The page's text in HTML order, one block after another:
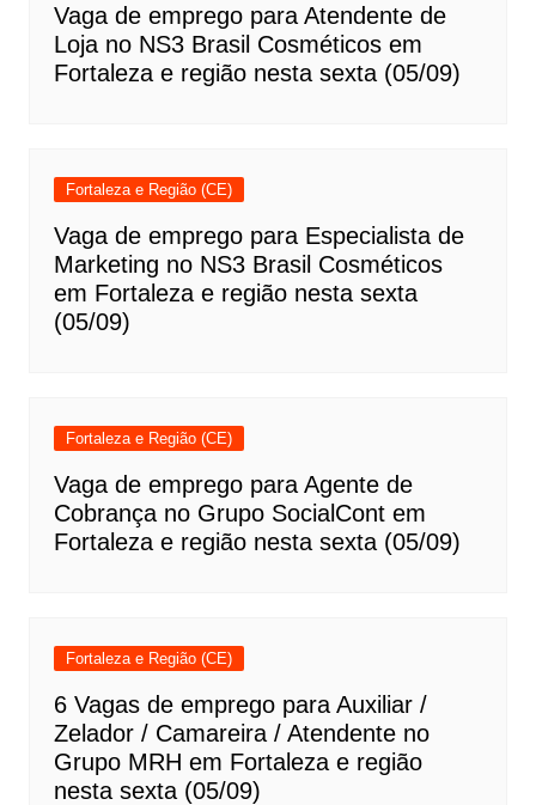
Vaga de emprego para Atendente de
Loja no NS3 Brasil Cosméticos em
Fortaleza e região nesta sexta (05/09)
Fortaleza e Região (CE)
Vaga de emprego para Especialista de
Marketing no NS3 Brasil Cosméticos
em Fortaleza e região nesta sexta
(05/09)
Fortaleza e Região (CE)
Vaga de emprego para Agente de
Cobrança no Grupo SocialCont em
Fortaleza e região nesta sexta (05/09)
Fortaleza e Região (CE)
6 Vagas de emprego para Auxiliar /
Zelador / Camareira / Atendente no
Grupo MRH em Fortaleza e região
nesta sexta (05/09)